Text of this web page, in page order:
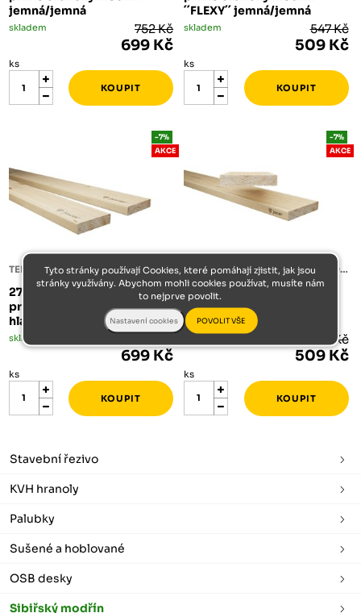
jemná/jemná
skladem 752 Kč
699 Kč
ks
´´FLEXY´´ jemná/jemná
skladem 547 Kč
509 Kč
ks
TERASOVÉ PRKNO SIBIŘSKÝ MODŘÍN
27/142/4000 terasové
prkno sibiřský modřín
hladká/hladká
-7%
AKCE
skladem
699 Kč
ks
TERASOVÉ PRKNO SIBIŘSKÝ MODŘÍN
27/142/4000 terasové
prkno sibiřský modřín
jemná/hrubá C/D
-7%
AKCE
skladem 547 Kč
509 Kč
ks
Stavební řezivo
KVH hranoly
Palubky
Sušené a hoblované
OSB desky
Sibiřský modřín
Tyto stránky používají Cookies, které pomáhají zjistit, jak jsou
stránky využívány. Abychom mohli cookies používat, musíte nám
to nejprve povolit.